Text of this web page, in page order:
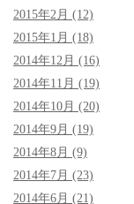
2015年2月 (12)
2015年1月 (18)
2014年12月 (16)
2014年11月 (19)
2014年10月 (20)
2014年9月 (19)
2014年8月 (9)
2014年7月 (23)
2014年6月 (21)